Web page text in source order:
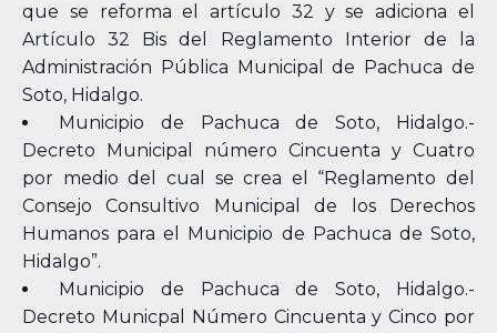
que se reforma el artículo 32 y se adiciona el
Artículo 32 Bis del Reglamento Interior de la
Administración Pública Municipal de Pachuca de
Soto, Hidalgo.
Municipio de Pachuca de Soto, Hidalgo.-
Decreto Municipal número Cincuenta y Cuatro
por medio del cual se crea el “Reglamento del
Consejo Consultivo Municipal de los Derechos
Humanos para el Municipio de Pachuca de Soto,
Hidalgo”.
Municipio de Pachuca de Soto, Hidalgo.-
Decreto Municpal Número Cincuenta y Cinco por